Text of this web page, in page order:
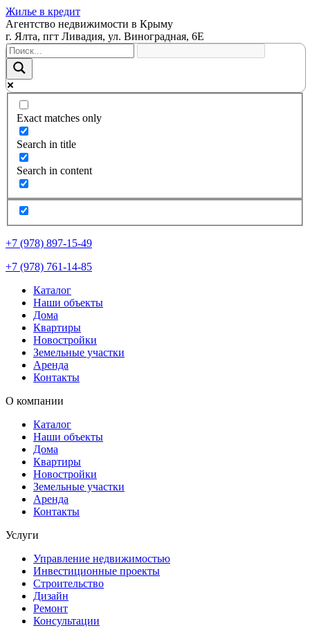
Жилье в кредит
Агентство недвижимости в Крыму
г. Ялта, пгт Ливадия, ул. Виноградная, 6Е
Exact matches only
Search in title
Search in content
+7 (978) 897-15-49
+7 (978) 761-14-85
Каталог
Наши объекты
Дома
Квартиры
Новостройки
Земельные участки
Аренда
Контакты
О компании
Каталог
Наши объекты
Дома
Квартиры
Новостройки
Земельные участки
Аренда
Контакты
Услуги
Управление недвижимостью
Инвестиционные проекты
Строительство
Дизайн
Ремонт
Консультации